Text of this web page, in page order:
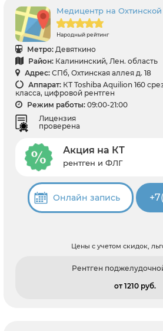
Медицентр на Охтинской
Народный рейтинг
Метро: Девяткино
Район: Калининский, Лен. область
Адрес: СПб, Охтинская аллея д. 18
Аппарат: КТ Toshiba Aquilion 160
класса, цифровой рентген
Режим работы: 09:00-21:00
Лицензия
проверена
Акция на КТ
рентген и ФЛГ
Онлайн запись
Цены с учетом скидок,
Рентген
от 1210 pуб.